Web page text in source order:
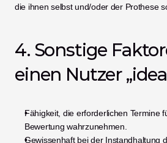
die ihnen selbst und/oder der Prothese
4. Sonstige
einen Nutzer
Fähigkeit, die erforderlichen Termine
Bewertung wahrzunehmen.
Gewissenhaft bei der Instandhaltung